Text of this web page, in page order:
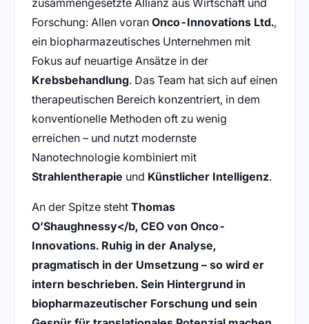
zusammengesetzte Allianz aus Wirtschaft und
Forschung: Allen voran Onco-Innovations Ltd.,
ein biopharmazeutisches Unternehmen mit
Fokus auf neuartige Ansätze in der
Krebsbehandlung. Das Team hat sich auf einen
therapeutischen Bereich konzentriert, in dem
konventionelle Methoden oft zu wenig
erreichen – und nutzt modernste
Nanotechnologie kombiniert mit
Strahlentherapie und Künstlicher Intelligenz.
An der Spitze steht Thomas
O’Shaughnessy</b, CEO von Onco-
Innovations. Ruhig in der Analyse,
pragmatisch in der Umsetzung – so wird er
intern beschrieben. Sein Hintergrund in
biopharmazeutischer Forschungund sein